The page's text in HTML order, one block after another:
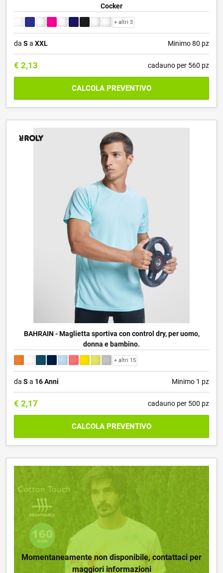
Cocker
+ altri 3
da S a XXL Minimo 80 pz
€ 2,13 cadauno per 560 pz
CALCOLA PREVENTIVO
BAHRAIN - Maglietta sportiva con control dry, per uomo,
donna e bambino.
+ altri 15
da S a 16 Anni Minimo 1 pz
€ 2,17 cadauno per 500 pz
CALCOLA PREVENTIVO
Momentaneamente non disponibile, contattaci per
maggiori informazioni